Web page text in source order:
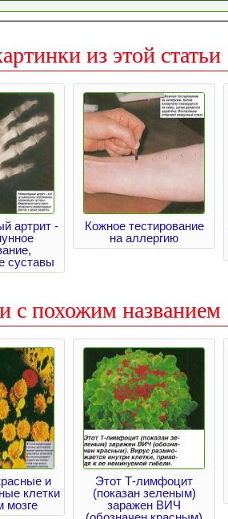
из этой статьи
артрит -
суставы
Кожное тестирование
на аллергию
с похожим названием
и
клетки
мозге
Этот Т-лимфоцит
(показан зеленым)
заражен ВИЧ